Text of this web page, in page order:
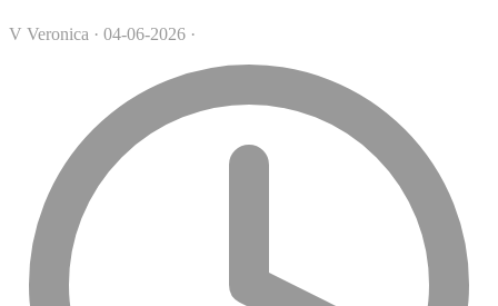
V Veronica · 04-06-2026 ·